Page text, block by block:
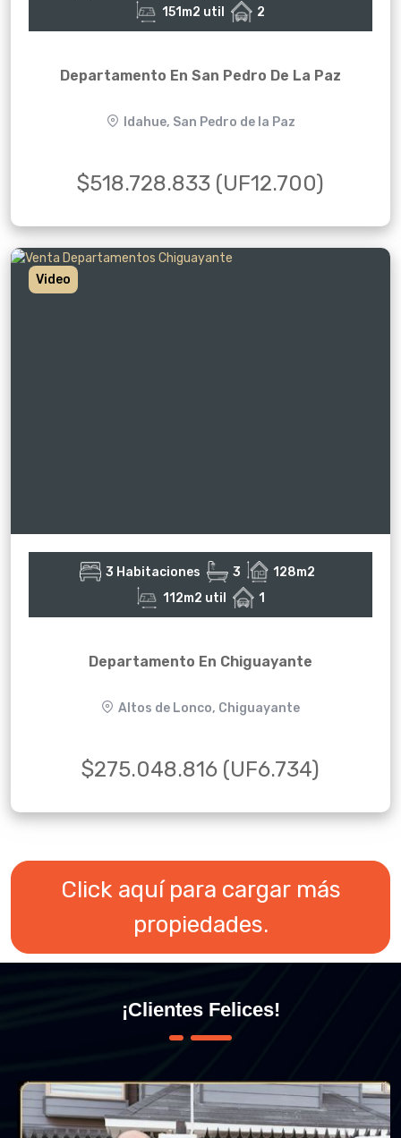
151m2 util
2
Departamento En San Pedro De La Paz
Idahue, San Pedro de la Paz
$518.728.833 (UF12.700)
Video
3 Habitaciones 3
128m2
112m2 util
1
Departamento En Chiguayante
Altos de Lonco, Chiguayante
$275.048.816 (UF6.734)
Click aquí para cargar más
propiedades.
¡Clientes Felices!